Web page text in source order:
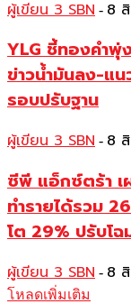
ผู้เขียน 3 SBN - 8
YLG ชี้ทองคำพุ่
ข่าวน้ำมันลง-แน
รอบปรับฐาน
ผู้เขียน 3 SBN - 8
ซีพี แอ็กซ์ตร้า เ
ทำรายได้รวม
โต 29% ปรับโฉ
ผู้เขียน 3 SBN - 8
โหลดเพิ่มเติม